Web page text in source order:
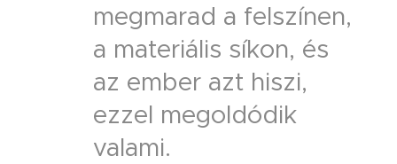
megmarad a felszínen,
a materiális síkon, és
az ember azt hiszi,
ezzel megoldódik
valami.